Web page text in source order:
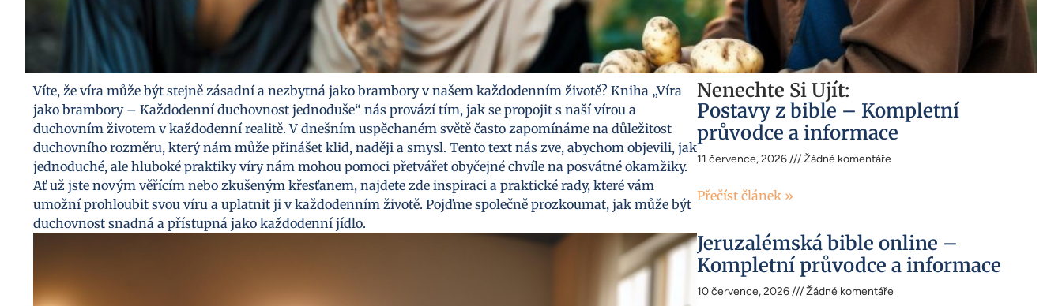
Víte, že víra může být stejně zásadní a nezbytná jako brambory v našem každodenním životě? Kniha „Víra
jako brambory – Každodenní duchovnost jednoduše“ nás provází tím, jak se propojit s naší vírou a
duchovním životem v každodenní realitě. V dnešním uspěchaném světě často zapomínáme na důležitost
duchovního rozměru, který nám může přinášet klid, naději a smysl. Tento text nás zve, abychom objevili, jak
jednoduché, ale hluboké praktiky víry nám mohou pomoci přetvářet obyčejné chvíle na posvátné okamžiky.
Ať už jste novým věřícím nebo zkušeným křesťanem, najdete zde inspiraci a praktické rady, které vám
umožní prohloubit svou víru a uplatnit ji v každodenním životě. Pojďme společně prozkoumat, jak může být
duchovnost snadná a přístupná jako každodenní jídlo.
Nenechte Si Ujít:
Postavy z bible – Kompletní
průvodce a informace
11 července, 2026 Žádné komentáře
Přečíst článek »
Jeruzalémská bible online –
Kompletní průvodce a informace
10 července, 2026 Žádné komentáře